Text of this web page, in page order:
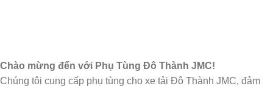
Chào mừng đến với Phụ Tùng Đô Thành JMC!
Chúng tôi cung cấp phụ tùng cho xe tải Đô Thành JMC, đảm